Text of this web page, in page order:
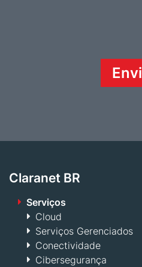
Claranet BR
Serviços
Cloud
Serviços Gerenciados
Conectividade
Cibersegurança